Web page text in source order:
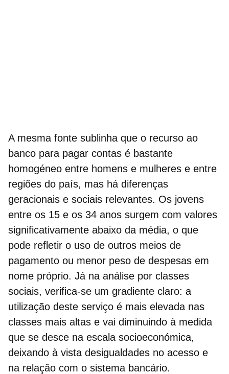
A mesma fonte sublinha que o recurso ao
banco para pagar contas é bastante
homogéneo entre homens e mulheres e entre
regiões do país, mas há diferenças
geracionais e sociais relevantes. Os jovens
entre os 15 e os 34 anos surgem com valores
significativamente abaixo da média, o que
pode refletir o uso de outros meios de
pagamento ou menor peso de despesas em
nome próprio. Já na análise por classes
sociais, verifica‑se um gradiente claro: a
utilização deste serviço é mais elevada nas
classes mais altas e vai diminuindo à medida
que se desce na escala socioeconómica,
deixando à vista desigualdades no acesso e
na relação com o sistema bancário.